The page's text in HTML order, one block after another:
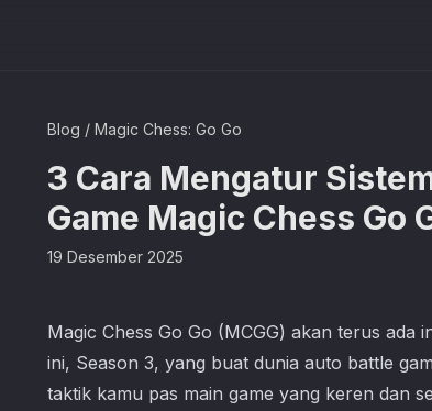
Blog / Magic Chess: Go Go
3 Cara Mengatur
Game Magic Chess Go
19 Desember 2025
Magic Chess Go Go (MCGG) akan terus ada
ini, Season 3, yang buat dunia auto battle
taktik kamu pas main game yang keren dan